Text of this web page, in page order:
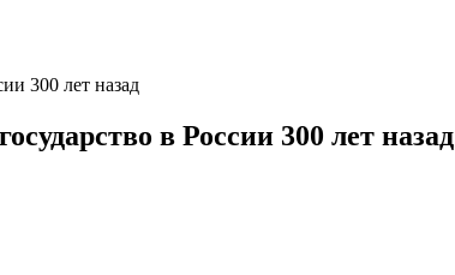
300 лет назад
в России 300 лет назад